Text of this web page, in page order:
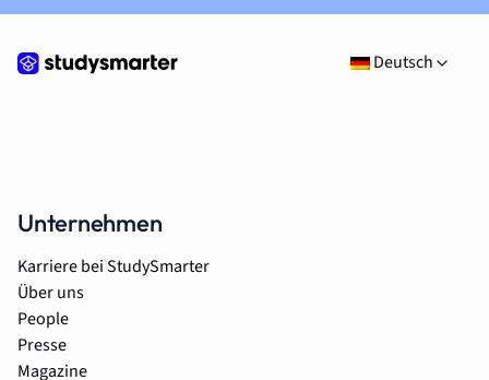
Deutsch
Unternehmen
Karriere bei StudySmarter
Über uns
People
Presse
Magazine